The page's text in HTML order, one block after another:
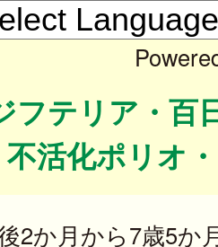
フテリア・百
活化ポリオ
2か月から7歳5か